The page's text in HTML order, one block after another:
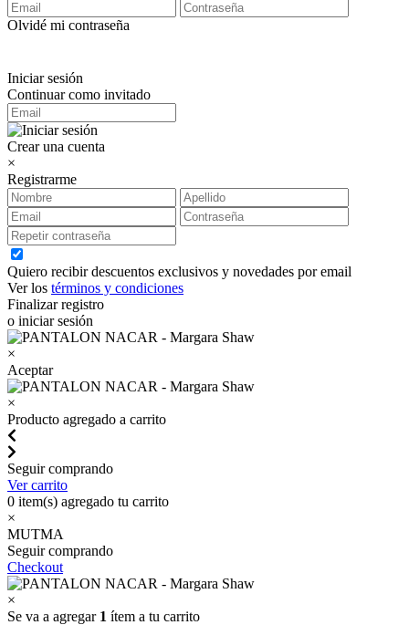
Olvidé mi contraseña
Iniciar sesión
Continuar como invitado
Crear una cuenta
×
Registrarme
Quiero recibir descuentos exclusivos y novedades por email
Ver los términos y condiciones
Finalizar registro
o iniciar sesión
×
Aceptar
×
Producto agregado a carrito
Seguir comprando
Ver carrito
0 item(s) agregado tu carrito
×
MUTMA
Seguir comprando
Checkout
×
Se va a agregar 1 ítem a tu carrito